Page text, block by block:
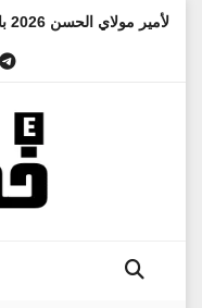
الأمير مولاي الحسن 2026